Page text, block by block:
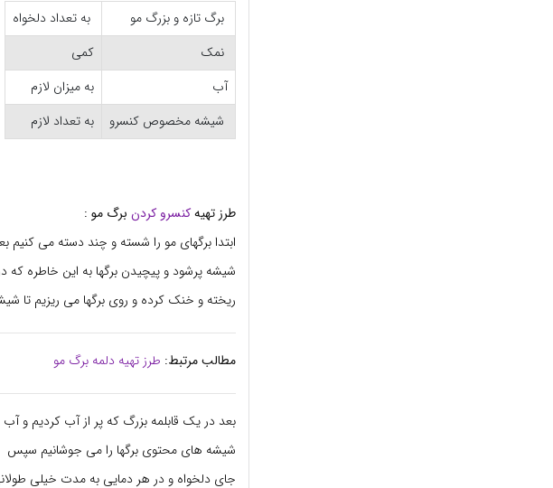
برگ تازه و بزرگ مو
به تعداد دلخواه
نمک
کمی
آب
به میزان لازم
شیشه مخصوص کنسرو
به تعداد لازم
طرز تهیهکنسرو کردن برگ مو :
ابتدا برگهای مو را شسته و چند دسته می کنیم
شیشه پرشود و پیچیدن برگها به این خاطره که
ریخته و خنک کرده و روی برگها می ریزیم تا
مطالب مرتبط: طرز تهیه دلمه برگ مو
شیشه های محتوی برگها را می جوشانیم سپس
جای دلخواه و در هر دمایی به مدت خیلی